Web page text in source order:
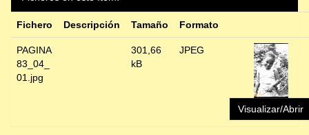
Fichero Descripción Tamaño Formato
PAGINA
83_04_
01.jpg
301,66
kB
JPEG
Visualizar/Abrir